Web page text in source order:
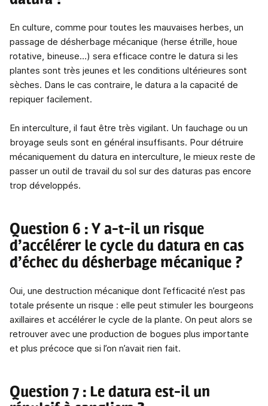
En culture, comme pour toutes les mauvaises herbes, un
passage de désherbage mécanique (herse étrille, houe
rotative, bineuse…) sera efficace contre le datura si les
plantes sont très jeunes et les conditions ultérieures sont
sèches. Dans le cas contraire, le datura a la capacité de
repiquer facilement.
En interculture, il faut être très vigilant. Un fauchage ou un
broyage seuls sont en général insuffisants. Pour détruire
mécaniquement du datura en interculture, le mieux reste de
passer un outil de travail du sol sur des daturas pas encore
trop développés.
Question 6 : Y a-t-il un risque
d’accélérer le cycle du datura en cas
d’échec du désherbage mécanique ?
Oui, une destruction mécanique dont l’efficacité n’est pas
totale présente un risque : elle peut stimuler les bourgeons
axillaires et accélérer le cycle de la plante. On peut alors se
retrouver avec une production de bogues plus importante
et plus précoce que si l’on n’avait rien fait.
Question 7 : Le datura est-il un